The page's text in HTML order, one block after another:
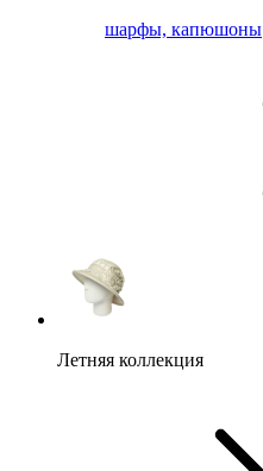
шарфы, капюшоны
Летняя коллекция